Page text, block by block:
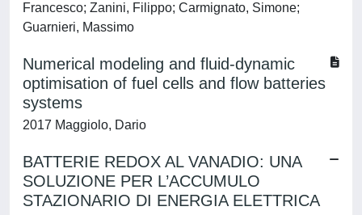
Francesco; Zanini, Filippo; Carmignato, Simone;
Guarnieri, Massimo
Numerical modeling and fluid-dynamic
optimisation of fuel cells and flow batteries
systems
2017 Maggiolo, Dario
BATTERIE REDOX AL VANADIO: UNA
SOLUZIONE PER L’ACCUMULO
STAZIONARIO DI ENERGIA ELETTRICA